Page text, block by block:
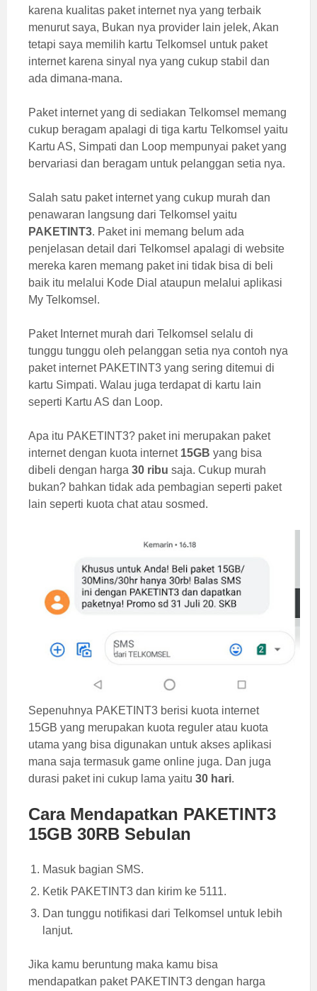
karena kualitas paket internet nya yang terbaik
menurut saya, Bukan nya provider lain jelek, Akan
tetapi saya memilih kartu Telkomsel untuk paket
internet karena sinyal nya yang cukup stabil dan
ada dimana-mana.
Paket internet yang di sediakan Telkomsel memang
cukup beragam apalagi di tiga kartu Telkomsel yaitu
Kartu AS, Simpati dan Loop mempunyai paket yang
bervariasi dan beragam untuk pelanggan setia nya.
Salah satu paket internet yang cukup murah dan
penawaran langsung dari Telkomsel yaitu
PAKETINT3. Paket ini memang belum ada
penjelasan detail dari Telkomsel apalagi di website
mereka karen memang paket ini tidak bisa di beli
baik itu melalui Kode Dial ataupun melalui aplikasi
My Telkomsel.
Paket Internet murah dari Telkomsel selalu di
tunggu tunggu oleh pelanggan setia nya contoh nya
paket internet PAKETINT3 yang sering ditemui di
kartu Simpati. Walau juga terdapat di kartu lain
seperti Kartu AS dan Loop.
Apa itu PAKETINT3? paket ini merupakan paket
internet dengan kuota internet 15GB yang bisa
dibeli dengan harga 30 ribu saja. Cukup murah
bukan? bahkan tidak ada pembagian seperti paket
lain seperti kuota chat atau sosmed.
Sepenuhnya PAKETINT3 berisi kuota internet
15GB yang merupakan kuota reguler atau kuota
utama yang bisa digunakan untuk akses aplikasi
mana saja termasuk game online juga. Dan juga
durasi paket ini cukup lama yaitu 30 hari.
Cara Mendapatkan PAKETINT3
15GB 30RB Sebulan
Masuk bagian SMS.
Ketik PAKETINT3 dan kirim ke 5111.
Dan tunggu notifikasi dari Telkomsel untuk lebih
lanjut.
Jika kamu beruntung maka kamu bisa
mendapatkan paket PAKETINT3 dengan harga